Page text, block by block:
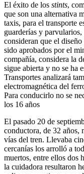
El éxito de los stints,
que son una alternativa
taxis, para el transporte
guarderías y
consideran que el
sido aprobados por el
compañía, considera la
sigue abierta y no se ha
Transportes analizará
electromagnética del
Para conducirlo no se
los 16 años
El pasado 20 de
conductora, de 32 años,
vías del tren. Llevaba
cercanías los arrolló a
muertos, entre ellos dos
la cuidadora resultaron